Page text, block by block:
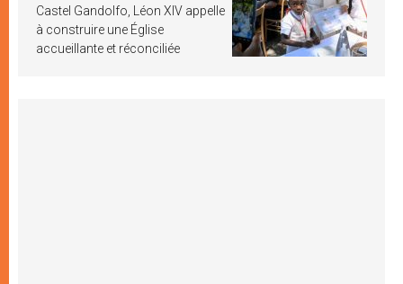
Castel Gandolfo, Léon XIV appelle
à construire une Église
accueillante et réconciliée